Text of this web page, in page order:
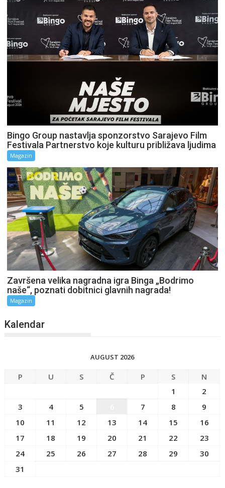
Bingo Group nastavlja sponzorstvo Sarajevo Film
Festivala Partnerstvo koje kulturu približava ljudima
Magazin
Završena velika nagradna igra Binga „Bodrimo
naše“, poznati dobitnici glavnih nagrada!
Magazin
Kalendar
AUGUST 2026
P U S Č P S
N
1
2
3
4 5 7 8
9
10
11 12 13 14 15
16
17
18 19 20 21 22
23
24
25 26 27 28 29
30
31